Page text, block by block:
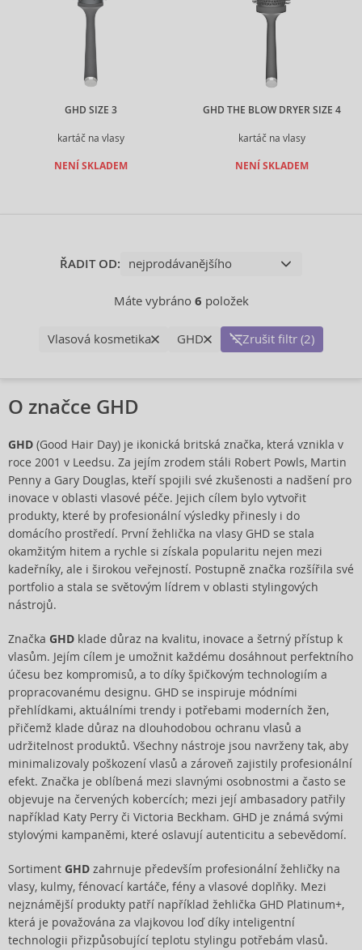
GHD SIZE 3
kartáč na vlasy
NENÍ SKLADEM
GHD THE BLOW DRYER SIZE 4
kartáč na vlasy
NENÍ SKLADEM
ŘADIT OD:
Máte vybráno 6 položek
Vlasová kosmetika GHD Zrušit filtr (2)
O značce GHD
GHD (Good Hair Day) je ikonická britská značka, která vznikla v
roce 2001 v Leedsu. Za jejím zrodem stáli Robert Powls, Martin
Penny a Gary Douglas, kteří spojili své zkušenosti a nadšení pro
inovace v oblasti vlasové péče. Jejich cílem bylo vytvořit
produkty, které by profesionální výsledky přinesly i do
domácího prostředí. První žehlička na vlasy GHD se stala
okamžitým hitem a rychle si získala popularitu nejen mezi
kadeřníky, ale i širokou veřejností. Postupně značka rozšířila své
portfolio a stala se světovým lídrem v oblasti stylingových
nástrojů.
Značka GHD klade důraz na kvalitu, inovace a šetrný přístup k
vlasům. Jejím cílem je umožnit každému dosáhnout perfektního
účesu bez kompromisů, a to díky špičkovým technologiím a
propracovanému designu. GHD se inspiruje módními
přehlídkami, aktuálními trendy i potřebami moderních žen,
přičemž klade důraz na dlouhodobou ochranu vlasů a
udržitelnost produktů. Všechny nástroje jsou navrženy tak, aby
minimalizovaly poškození vlasů a zároveň zajistily profesionální
efekt. Značka je oblíbená mezi slavnými osobnostmi a často se
objevuje na červených kobercích; mezi její ambasadory patřily
například Katy Perry či Victoria Beckham. GHD je známá svými
stylovými kampaněmi, které oslavují autenticitu a sebevědomí.
Sortiment GHD zahrnuje především profesionální žehličky na
vlasy, kulmy, fénovací kartáče, fény a vlasové doplňky. Mezi
nejznámější produkty patří například žehlička GHD Platinum+,
která je považována za vlajkovou loď díky inteligentní
technologii přizpůsobující teplotu stylingu potřebám vlasů.